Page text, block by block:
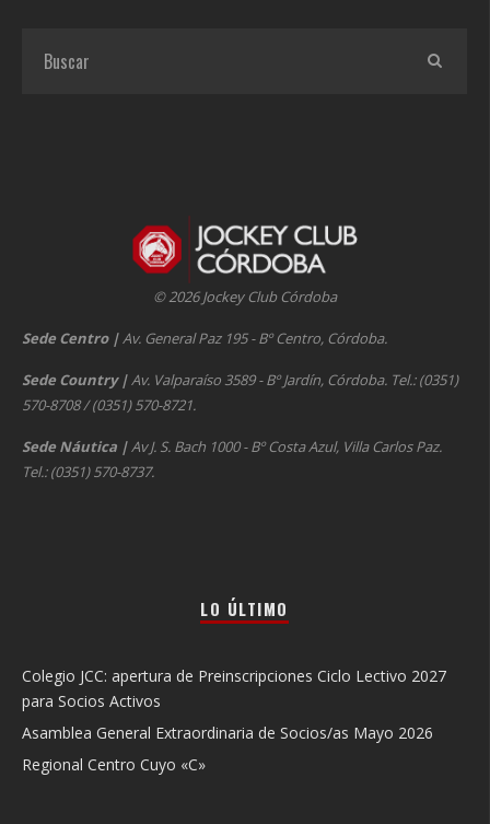
© 2026 Jockey Club Córdoba
Sede Centro |Av. General Paz 195 - Bº Centro, Córdoba.
Sede Country |Av. Valparaíso 3589 - Bº Jardín, Córdoba. Tel.: (0351)
570-8708 / (0351) 570-8721.
Sede Náutica |Av J. S. Bach 1000 - Bº Costa Azul, Villa Carlos Paz.
Tel.: (0351) 570-8737.
LO ÚLTIMO
Colegio JCC: apertura de Preinscripciones Ciclo Lectivo 2027
para Socios Activos
Asamblea General Extraordinaria de Socios/as Mayo 2026
Regional Centro Cuyo «C»